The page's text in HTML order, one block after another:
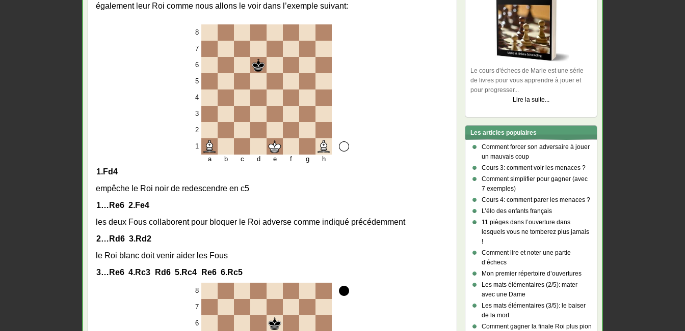
également leur Roi comme nous allons le voir dans l’exemple suivant:
8
7
6
5
4
3
2
1
a
b c d e f g h
1.Fd4
empêche le Roi noir de redescendre en c5
1… Re6 2.Fe4
les deux Fous collaborent pour bloquer le Roi adverse comme indiqué précédemment
2… Rd6 3.Rd2
le Roi blanc doit venir aider les Fous
3… Re6 4.Rc3 Rd6 5.Rc4 Re6 6.Rc5
8
7
6
Le cours d'échecs de Marie est une série
de livres pour vous apprendre à jouer et
pour progresser...
Lire la suite...
Les articles populaires
Comment forcer son adversaire à jouer
un mauvais coup
Cours 3: comment voir les menaces ?
Comment simplifier pour gagner (avec
7 exemples)
Cours 4: comment parer les menaces ?
L’élo des enfants français
11 pièges dans l’ouverture dans
lesquels vous ne tomberez plus jamais
!
Comment lire et noter une partie
d’échecs
Mon premier répertoire d’ouvertures
Les mats élémentaires (2/5): mater
avec une Dame
Les mats élémentaires (3/5): le baiser
de la mort
Comment gagner la finale Roi plus pion